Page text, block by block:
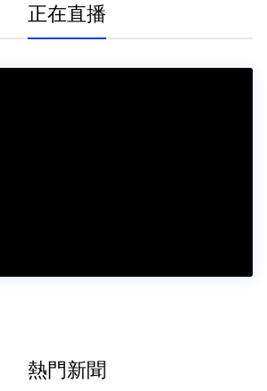
正在直播
熱門新聞